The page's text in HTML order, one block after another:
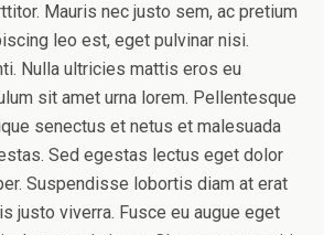
Mauris nec justo sem, ac pretium
leo est, eget pulvinar nisi.
Nulla ultricies mattis eros eu
sit amet urna lorem. Pellentesque
senectus et netus et malesuada
Sed egestas lectus eget dolor
Suspendisse lobortis diam at erat
justo viverra. Fusce eu augue eget